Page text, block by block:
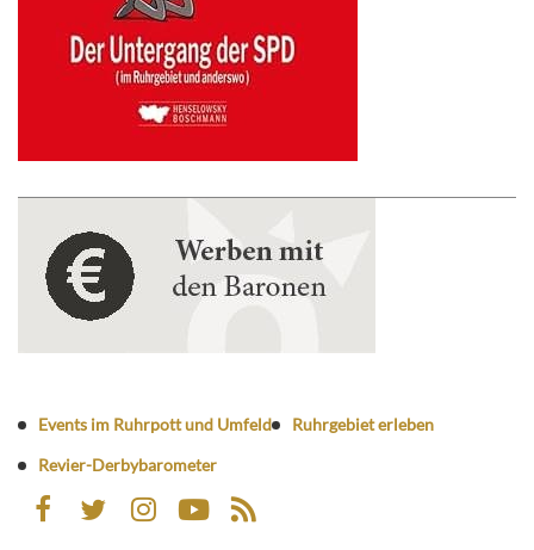
Events im Ruhrpott und Umfeld
Ruhrgebiet erleben
Revier-Derbybarometer